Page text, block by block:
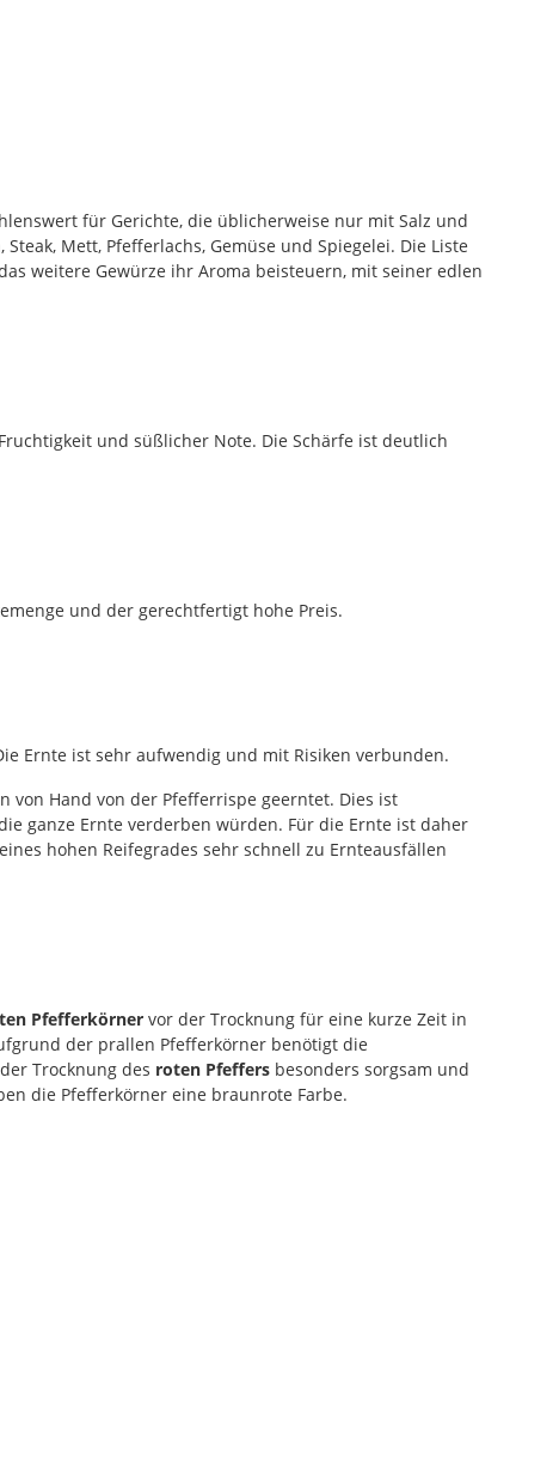
für Gerichte, die üblicherweise nur mit Salz und
Mett, Pfefferlachs, Gemüse und Spiegelei. Die Liste
weitere Gewürze ihr Aroma beisteuern, mit seiner edlen
und süßlicher Note. Die Schärfe ist deutlich
und der gerechtfertigt hohe Preis.
Ernte ist sehr aufwendig und mit Risiken verbunden.
von Hand von der Pfefferrispe geerntet. Dies ist
ganze Ernte verderben würden. Für die Ernte ist daher
hohen Reifegrades sehr schnell zu Ernteausfällen
Pfefferkörner vor der Trocknung für eine kurze Zeit in
der prallen Pfefferkörner benötigt die
Trocknung des roten Pfeffers besonders sorgsam und
die Pfefferkörner eine braunrote Farbe.